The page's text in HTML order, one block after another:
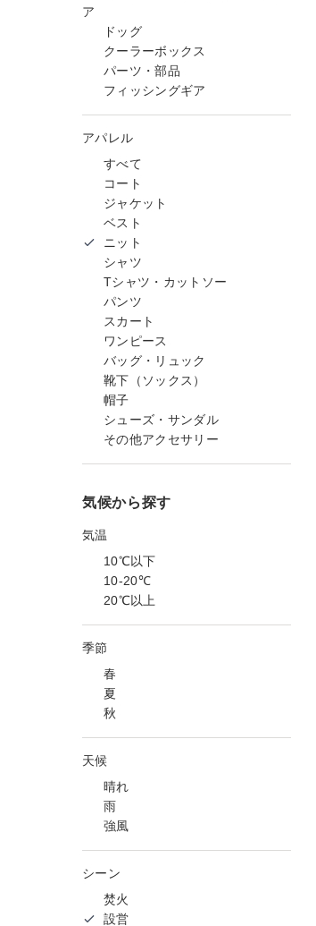
ア
ドッグ
クーラーボックス
パーツ・部品
フィッシングギア
アパレル
すべて
コート
ジャケット
ベスト
ニット
シャツ
Tシャツ・カットソー
パンツ
スカート
ワンピース
バッグ・リュック
靴下（ソックス）
帽子
シューズ・サンダル
その他アクセサリー
気候から探す
気温
10℃以下
10-20℃
20℃以上
季節
春
夏
秋
天候
晴れ
雨
強風
シーン
焚火
設営